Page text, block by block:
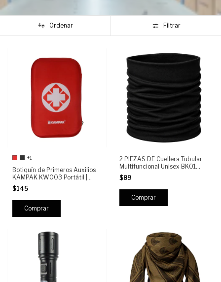
Ordenar Filtrar
+1
Botiquín de Primeros Auxilios
KAMPAK KW003 Portátil |
Emergencias, Viajes, Auto,
Hogar, Oficina, Camping
$145
Comprar
2 PIEZAS DE Cuellera Tubular
Multifuncional Unisex BK01
KAMPAK | Deportivo Táctico
Outdoor para Moto, Ciclismo,
Running y Camping
$89